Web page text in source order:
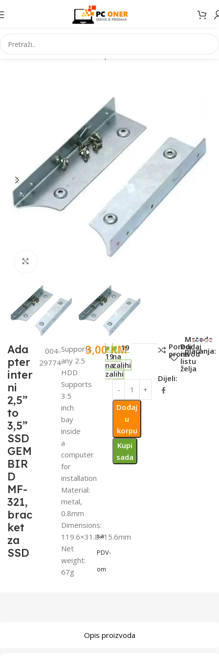
Početna Informatika PC komponente Dodaci za kucišta
Ada
pter
inter
ni
2,5”
to
3,5”
SSD
GEM
BIR
D
MF-
321,
brac
ket
za
SSD
004-
29774
Supports
any 2.5
HDD
Supports
3.5
inch
bay
inside
a
computer
for
installation
Material:
metal,
0.8mm
Dimensions:
119.6×31.8×15.6mm
Net
weight:
67g
3,00KM
sa
PDV-
om
19
na
zalihi
19
na
zalihi
Dodaj
u
korpu
Kupi
sada
Poredi
proizvod
Dodaj
na
listu
želja
Dijeli:
Metode
plaćanja:
Opis proizvoda